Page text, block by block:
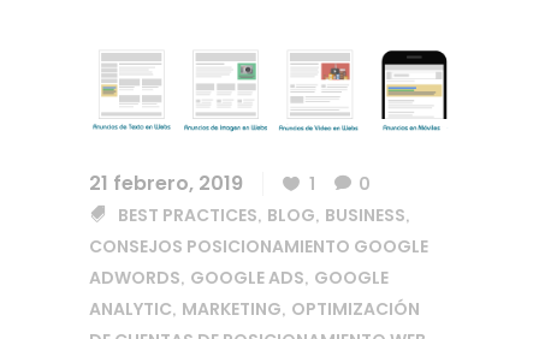
21 febrero, 2019 1
0
BEST PRACTICES, BLOG, BUSINESS,
CONSEJOS POSICIONAMIENTO GOOGLE
ADWORDS, GOOGLE ADS, GOOGLE
ANALYTIC, MARKETING, OPTIMIZACIÓN